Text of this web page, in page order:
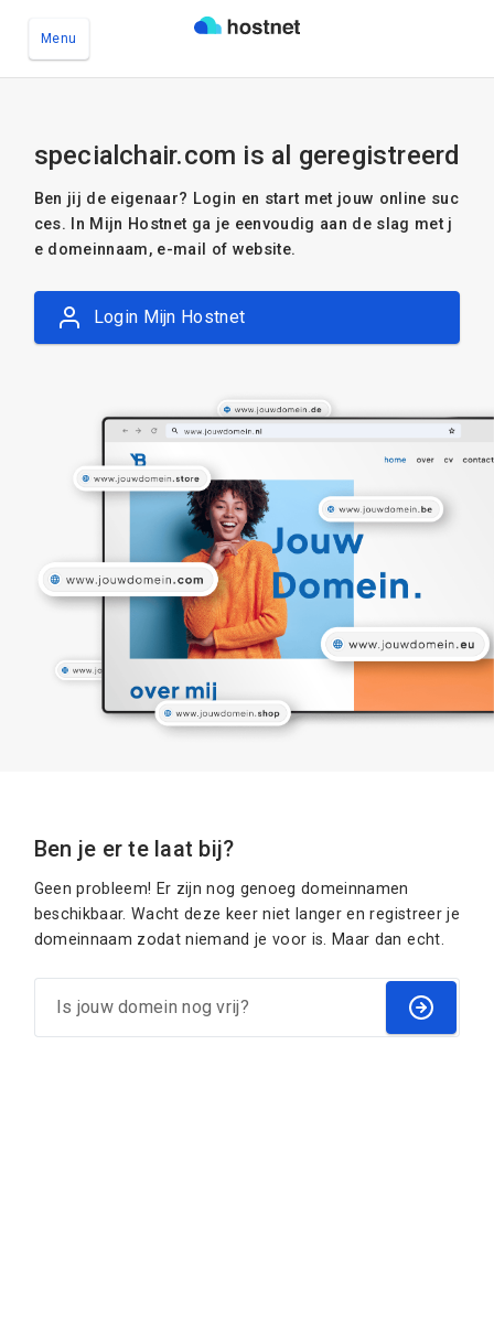
Menu
specialchair.com is al geregistreerd
Ben jij de eigenaar? Login en start met jouw online suc
ces. In Mijn Hostnet ga je eenvoudig aan de slag met j
e domeinnaam, e-mail of website.
Login Mijn Hostnet
Ben je er te laat bij?
Geen probleem! Er zijn nog genoeg domeinnamen
beschikbaar. Wacht deze keer niet langer en registreer je
domeinnaam zodat niemand je voor is. Maar dan echt.